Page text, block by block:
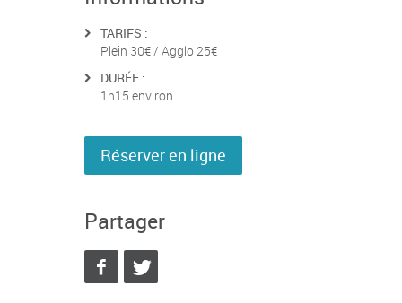
TARIFS :
Plein 30€ / Agglo 25€
DURÉE :
1h15 environ
Réserver en ligne
Partager